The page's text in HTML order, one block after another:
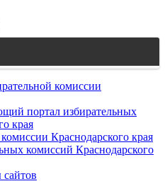
комиссии
портал избирательных
края
Краснодарского края
комиссий Краснодарского